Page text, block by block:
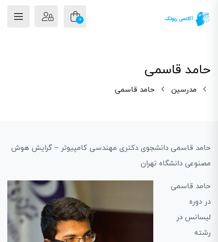
0
حامد قاسمی
مدرسین حامد قاسمی
حامد قاسمی دانشجوی دکتری مهندسی کامپیوتر – گرایش هوش
مصنوعی دانشگاه تهران
حامد قاسمی
در دوره
لیسانس در
رشته